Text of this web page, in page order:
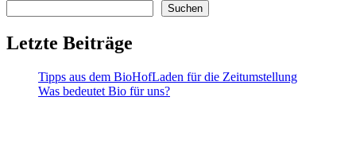
Suchen
Letzte Beiträge
Tipps aus dem BioHofLaden für die Zeitumstellung
Was bedeutet Bio für uns?